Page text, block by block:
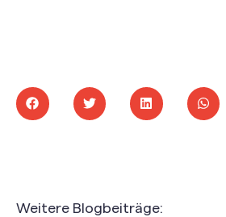
Weitere Blogbeiträge: